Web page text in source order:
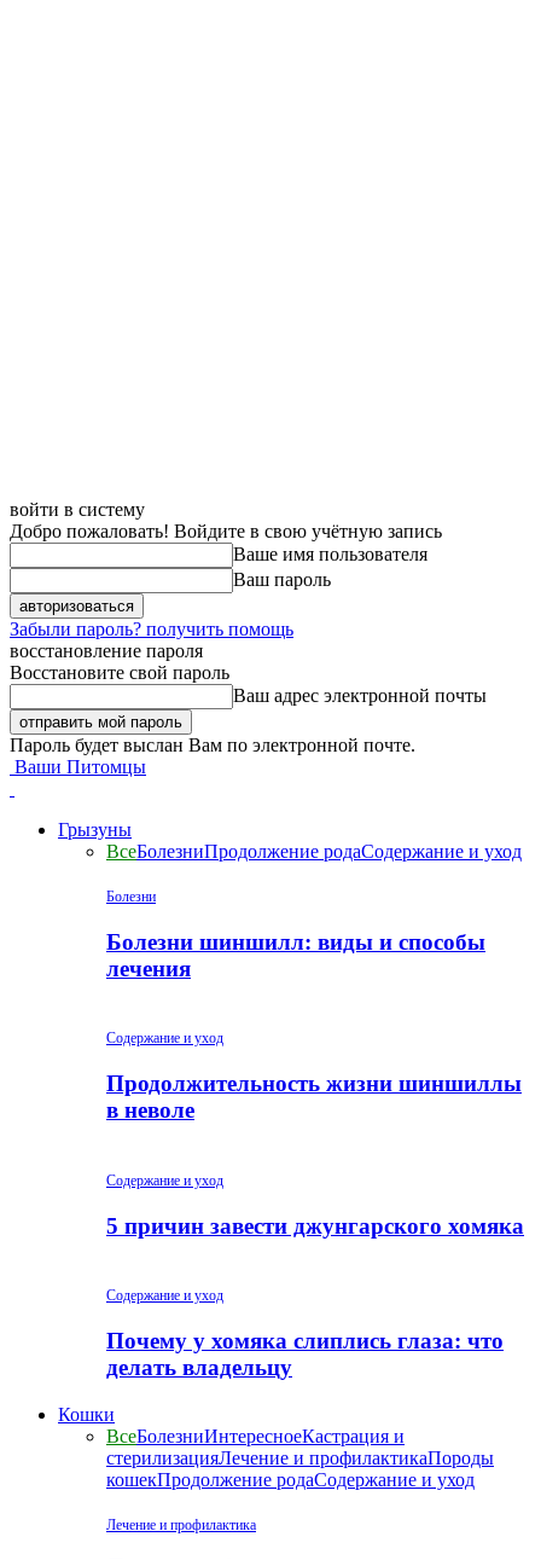
войти в систему
Добро пожаловать! Войдите в свою учётную запись
Ваше имя пользователя
Ваш пароль
Забыли пароль? получить помощь
восстановление пароля
Восстановите свой пароль
Ваш адрес электронной почты
Пароль будет выслан Вам по электронной почте.
Ваши Питомцы
Грызуны
ВсеБолезниПродолжение родаСодержание и уход
Болезни
Болезни шиншилл: виды и способы
лечения
Содержание и уход
Продолжительность жизни шиншиллы
в неволе
Содержание и уход
5 причин завести джунгарского хомяка
Содержание и уход
Почему у хомяка слиплись глаза: что
делать владельцу
Кошки
ВсеБолезниИнтересноеКастрация и
стерилизацияЛечение и профилактикаПороды
кошекПродолжение родаСодержание и уход
Лечение и профилактика